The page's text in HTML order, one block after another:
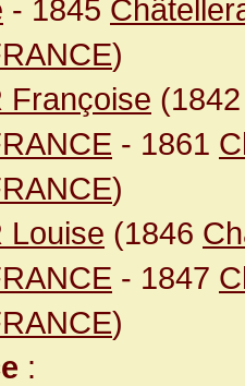
- 1845
)
Françoise
- 1861
)
Louise (1846
- 1847
)
: